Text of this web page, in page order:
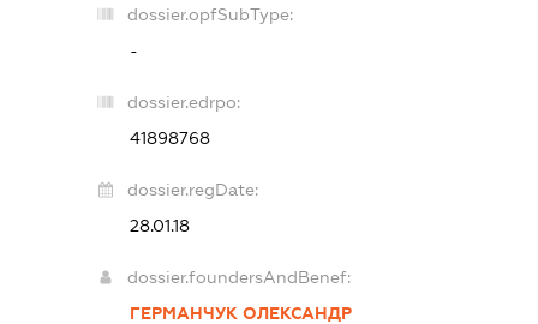
dossier.opfSubType:
-
dossier.edrpo:
41898768
dossier.regDate:
28.01.18
dossier.foundersAndBenef:
ГЕРМАНЧУК ОЛЕКСАНДР